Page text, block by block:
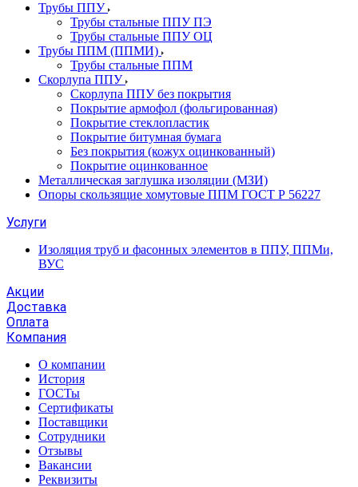
Трубы ППУ
Трубы стальные ППУ ПЭ
Трубы стальные ППУ ОЦ
Трубы ППМ (ППМИ)
Трубы стальные ППМ
Скорлупа ППУ
Скорлупа ППУ без покрытия
Покрытие армофол (фольгированная)
Покрытие стеклопластик
Покрытие битумная бумага
Без покрытия (кожух оцинкованный)
Покрытие оцинкованное
Металлическая заглушка изоляции (МЗИ)
Опоры скользящие хомутовые ППМ ГОСТ Р 56227
Услуги
Изоляция труб и фасонных элементов в ППУ, ППМи,
ВУС
Акции
Доставка
Оплата
Компания
О компании
История
ГОСТы
Сертификаты
Поставщики
Сотрудники
Отзывы
Вакансии
Реквизиты